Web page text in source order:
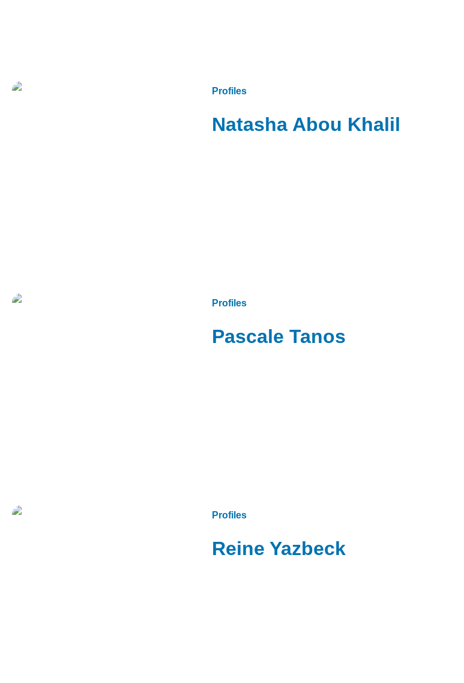
Profiles
Natasha Abou Khalil
Profiles
Pascale Tanos
Profiles
Reine Yazbeck